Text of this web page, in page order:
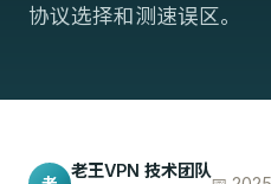
协议选择和测速误区。
老王VPN 技术团队